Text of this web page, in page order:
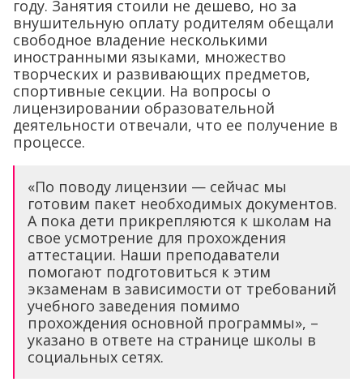
году. Занятия стоили не дешево, но за
внушительную оплату родителям обещали
свободное владение несколькими
иностранными языками, множество
творческих и развивающих предметов,
спортивные секции. На вопросы о
лицензировании образовательной
деятельности отвечали, что ее получение в
процессе.
«По поводу лицензии — сейчас мы
готовим пакет необходимых документов.
А пока дети прикрепляются к школам на
свое усмотрение для прохождения
аттестации. Наши преподаватели
помогают подготовиться к этим
экзаменам в зависимости от требований
учебного заведения помимо
прохождения основной программы», –
указано в ответе на странице школы в
социальных сетях.